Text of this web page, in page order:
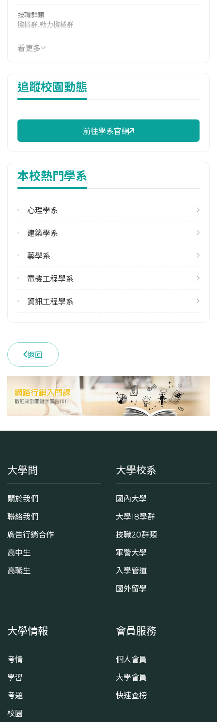
技職群類
機械群,動力機械群
114年學費
17,990 元/學期
11,500 元/學期
114年註冊率
113學年度上學期
113學年度下學期
2
修輔系人數
17
113學年度下學期
113學年度上學期
21
雙聯學制人數
113學年度上學期
37
113學年度下學期
學系地址
臺南市東區大學路1號
看更多
追蹤校園動態
前往學系官網
本校熱門學系
心理學系
建築學系
藥學系
電機工程學系
資訊工程學系
返回
大學問
關於我們
聯絡我們
廣告行銷合作
高中生
高職生
大學校系
國內大學
大學18學群
技職20群類
軍警大學
入學管道
國外留學
大學情報
考情
學習
考題
校園
會員服務
個人會員
大學會員
快速查榜